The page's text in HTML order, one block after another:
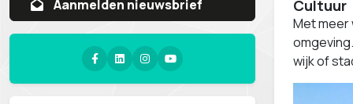
Aanvragen whitepaper Cultuur
Met meer
wijk of